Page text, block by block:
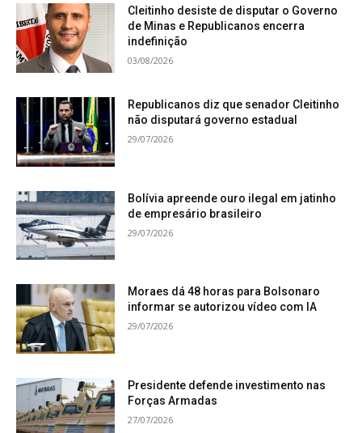
Cleitinho desiste de disputar o Governo
de Minas e Republicanos encerra
indefinição
03/08/2026
Republicanos diz que senador Cleitinho
não disputará governo estadual
29/07/2026
Bolívia apreende ouro ilegal em jatinho
de empresário brasileiro
29/07/2026
Moraes dá 48 horas para Bolsonaro
informar se autorizou vídeo com IA
29/07/2026
Presidente defende investimento nas
Forças Armadas
27/07/2026